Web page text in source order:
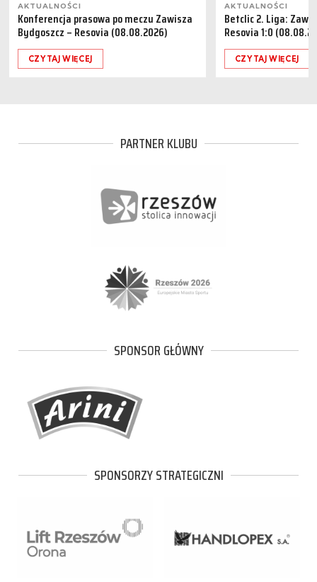
AKTUALNOŚCI
Konferencja prasowa po meczu Zawisza
Bydgoszcz – Resovia (08.08.2026)
CZYTAJ WIĘCEJ
AKTUALNOŚCI
Betclic 2. Liga:
Resovia 1:0
CZYTAJ WIĘCEJ
PARTNER KLUBU
SPONSOR GŁÓWNY
SPONSORZY STRATEGICZNI